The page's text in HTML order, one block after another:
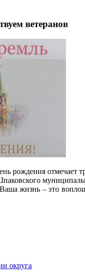
ветеранов
рождения отмечает
жизнь – это
округа